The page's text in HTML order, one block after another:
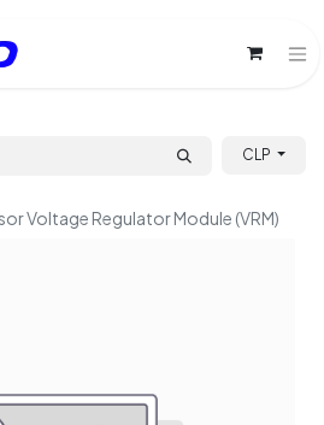
CLP
Voltage Regulator Module (VRM)